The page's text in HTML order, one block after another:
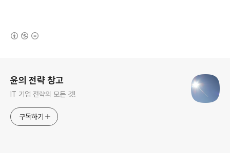
윤의 전략 창고
IT 기업 전략의 모든 것!
구독하기